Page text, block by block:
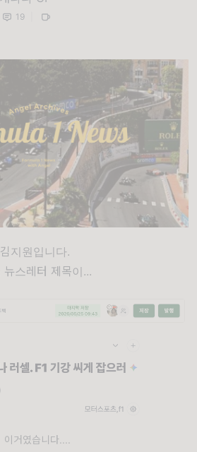
19
지원입니다.
스레터 제목이...
이거였습니다....